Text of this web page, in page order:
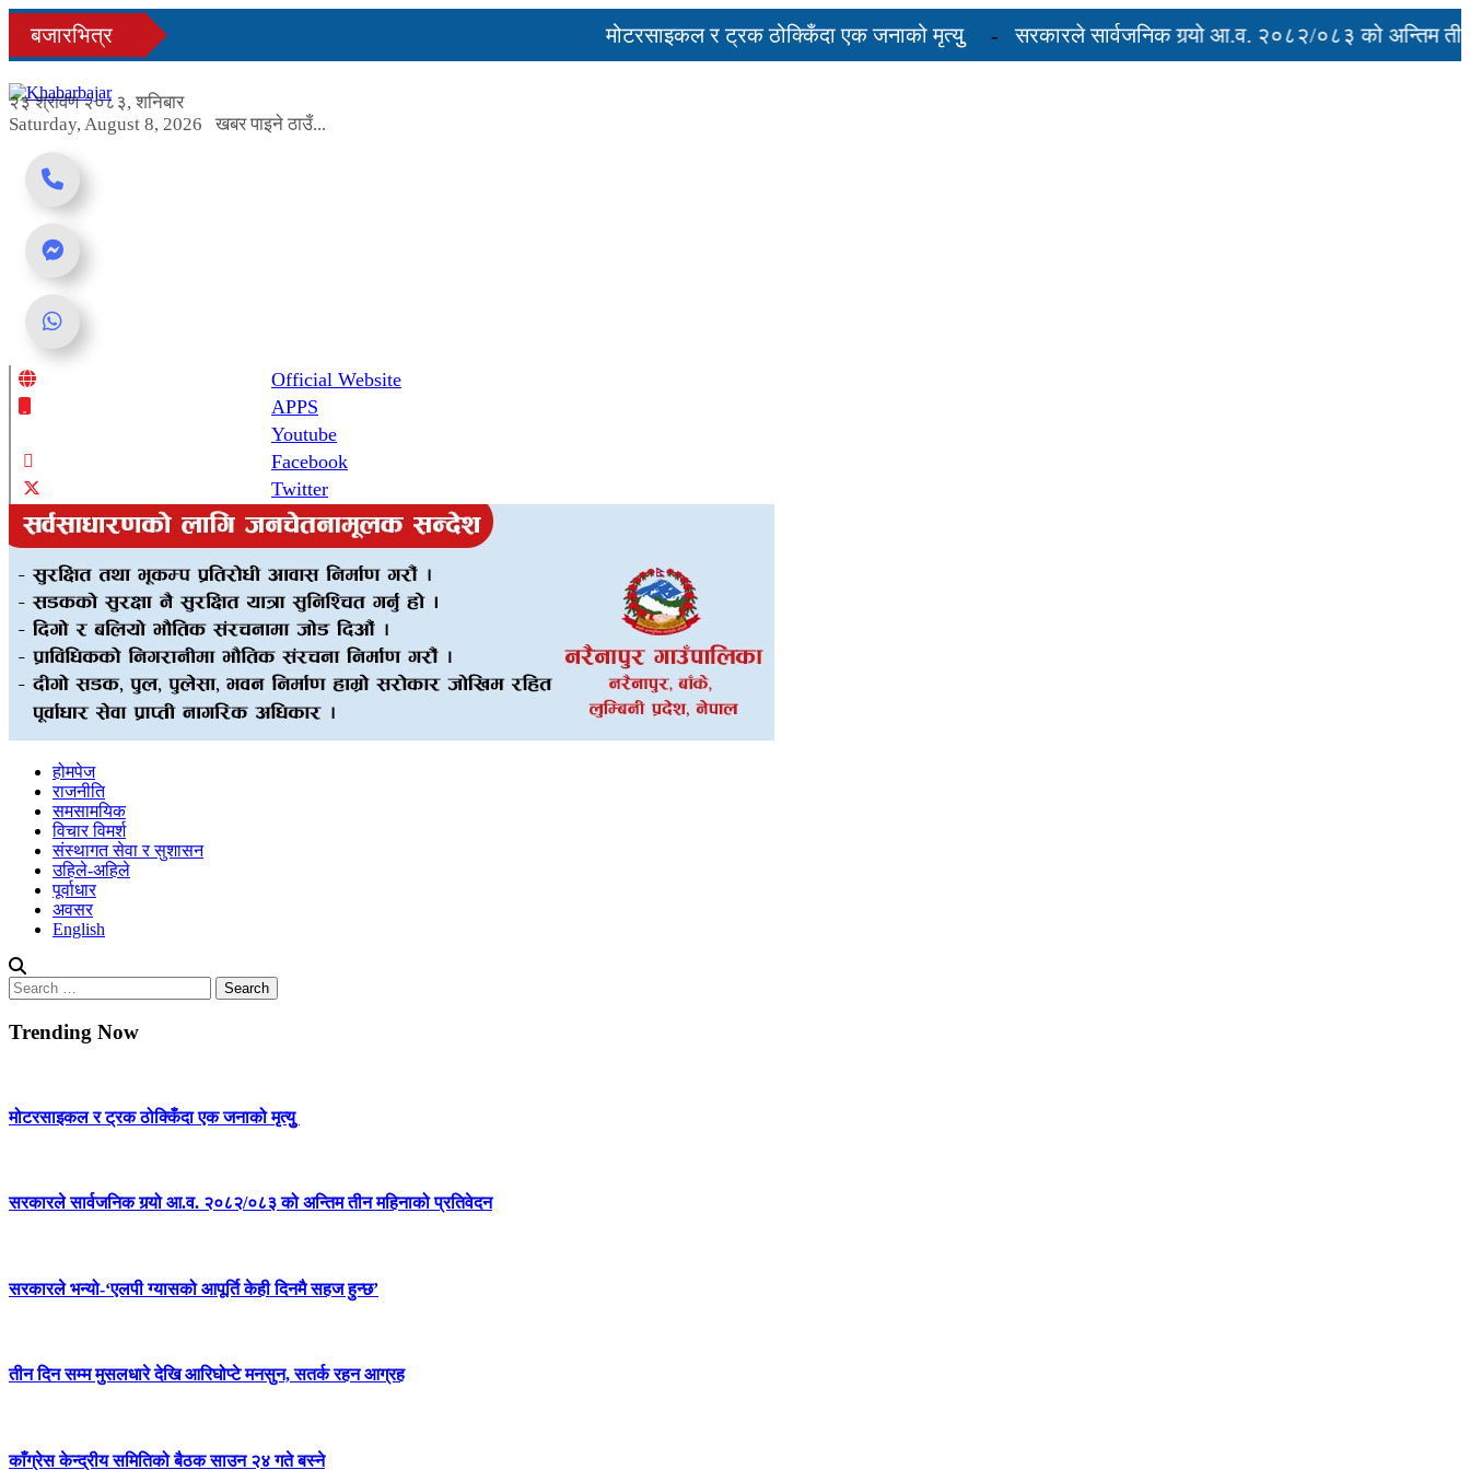
Skip
content
बजारभित्र मोटरसाइकल र ट्रक ठोक्किँदा एक जनाको मृत्युु
सरकारले सार्वजनिक गर्‍यो आ.व. २०८२/०८३ को अन्तिम तीन महिनाको
२३ श्रावण २०८३, शनिबार
Saturday, August 8, 2026
खबर पाइने ठाउँ...
Online News Portal
Official Website
APPS
Youtube
Facebook
Twitter
होमपेज
राजनीति
समसामयिक
विचार विमर्श
संस्थागत सेवा र सुशासन
उहिले-अहिले
पूर्वाधार
अवसर
English
Search
for:
Trending Now
मोटरसाइकल र ट्रक ठोक्किँदा एक जनाको मृत्युु
सरकारले सार्वजनिक गर्‍यो आ.व. २०८२/०८३ को अन्तिम तीन महिनाको प्रतिवेदन
सरकारले भन्यो-‘एलपी ग्यासको आपूर्ति केही दिनमै सहज हुन्छ’
तीन दिन सम्म मुसलधारे देखि आरिघोप्टे मनसुन, सतर्क रहन आग्रह
काँग्रेस केन्द्रीय समितिको बैठक साउन २४ गते बस्ने